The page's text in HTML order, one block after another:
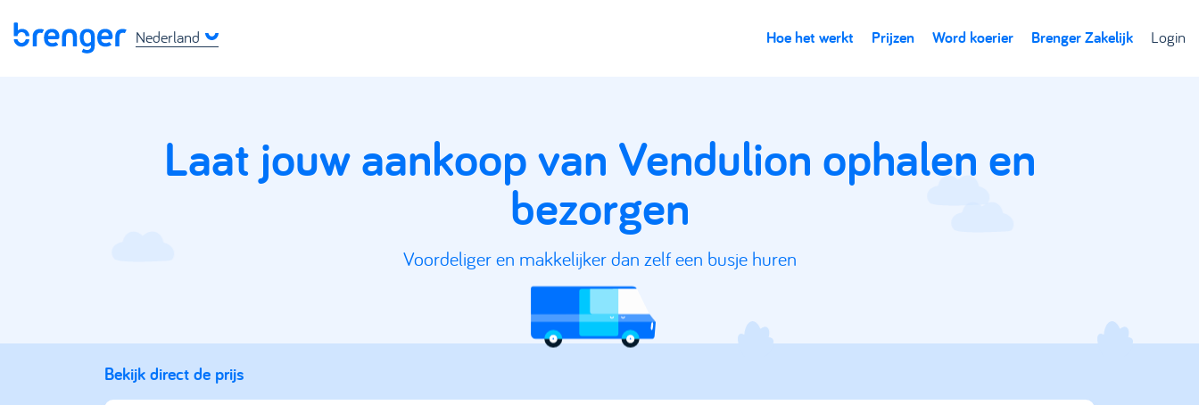
Nederland Hoe het werkt Prijzen Word koerier Brenger Zakelijk Login
Laat jouw aankoop van Vendulion ophalen en
bezorgen
Voordeliger en makkelijker dan zelf een busje huren
Bekijk direct de prijs